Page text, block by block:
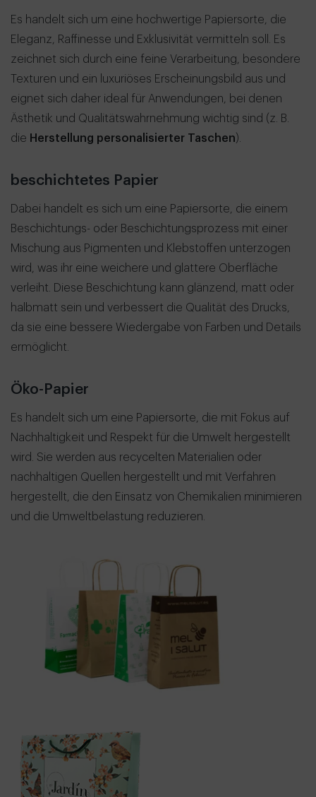
Es handelt sich um eine hochwertige Papiersorte, die
Eleganz, Raffinesse und Exklusivität vermitteln soll. Es
zeichnet sich durch eine feine Verarbeitung, besondere
Texturen und ein luxuriöses Erscheinungsbild aus und
eignet sich daher ideal für Anwendungen, bei denen
Ästhetik und Qualitätswahrnehmung wichtig sind (z. B.
die Herstellung personalisierter Taschen).
beschichtetes Papier
Dabei handelt es sich um eine Papiersorte, die einem
Beschichtungs- oder Beschichtungsprozess mit einer
Mischung aus Pigmenten und Klebstoffen unterzogen
wird, was ihr eine weichere und glattere Oberfläche
verleiht. Diese Beschichtung kann glänzend, matt oder
halbmatt sein und verbessert die Qualität des Drucks,
da sie eine bessere Wiedergabe von Farben und Details
ermöglicht.
Öko-Papier
Es handelt sich um eine Papiersorte, die mit Fokus auf
Nachhaltigkeit und Respekt für die Umwelt hergestellt
wird. Sie werden aus recycelten Materialien oder
nachhaltigen Quellen hergestellt und mit Verfahren
hergestellt, die den Einsatz von Chemikalien minimieren
und die Umweltbelastung reduzieren.